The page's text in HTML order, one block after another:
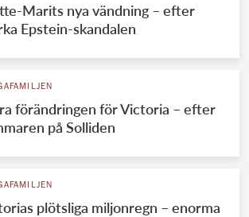
Marits nya vändning – efter
Epstein-skandalen
förändringen för Victoria – efter
på Solliden
plötsliga miljonregn – enorma